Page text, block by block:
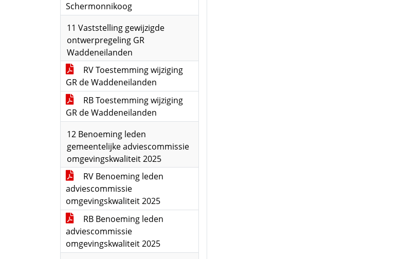
Schermonnikoog
11 Vaststelling gewijzigde
ontwerpregeling GR
Waddeneilanden
RV Toestemming wijziging
GR de Waddeneilanden
RB Toestemming wijziging
GR de Waddeneilanden
12 Benoeming leden
gemeentelijke adviescommissie
omgevingskwaliteit 2025
RV Benoeming leden
adviescommissie
omgevingskwaliteit 2025
RB Benoeming leden
adviescommissie
omgevingskwaliteit 2025